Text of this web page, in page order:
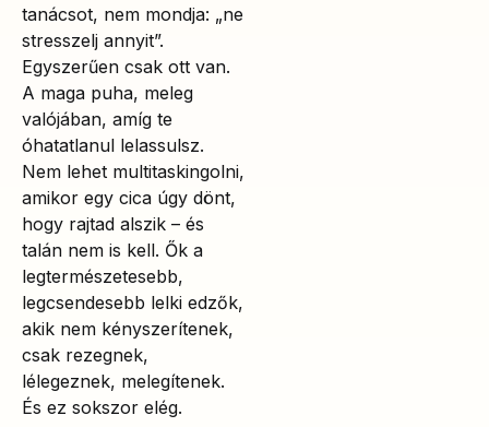
tanácsot, nem mondja: „ne
stresszelj annyit”.
Egyszerűen csak ott van.
A maga puha, meleg
valójában, amíg te
óhatatlanul lelassulsz.
Nem lehet multitaskingolni,
amikor egy cica úgy dönt,
hogy rajtad alszik – és
talán nem is kell. Ők a
legtermészetesebb,
legcsendesebb lelki edzők,
akik nem kényszerítenek,
csak rezegnek,
lélegeznek, melegítenek.
És ez sokszor elég.